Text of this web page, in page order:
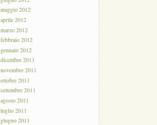
maggio 2012
aprile 2012
marzo 2012
febbraio 2012
gennaio 2012
dicembre 2011
novembre 2011
ottobre 2011
settembre 2011
agosto 2011
luglio 2011
giugno 2011